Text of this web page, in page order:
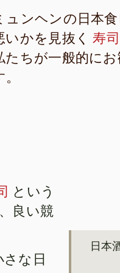
ュンヘンの日本
いかを見抜く寿司
たちが一般的に
。
という
良い競
な日
日本